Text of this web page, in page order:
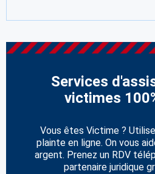
Services
victimes
Vous êtes Victime ?
plainte en ligne. On vous
argent. Prenez un RDV
partenaire juridique